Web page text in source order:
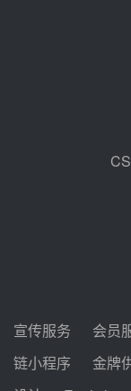
宣传服务 会员
链小程序
金牌